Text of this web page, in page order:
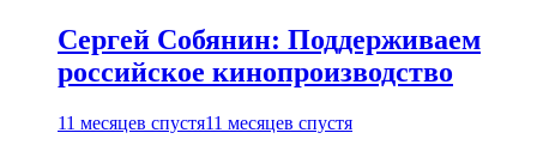
Сергей Собянин: Поддерживаем
российское кинопроизводство
11 месяцев спустя11 месяцев спустя